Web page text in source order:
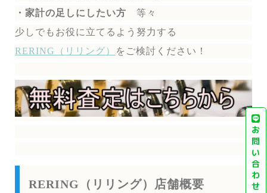
・家計の足しにしたい方 等々
少しでもお役に立てるよう努力する
RERING（リリング）
を ご検討ください！
RERING（リリング）店舗概要
お
問
い
合
わ
せ